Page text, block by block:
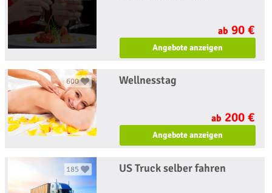
ab 90 €
Angebote anzeigen
600 Wellnesstag
ab 200 €
Angebote anzeigen
185 US Truck selber fahren